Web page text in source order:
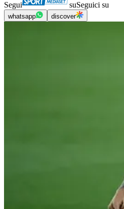
Segui suSeguici su
whatsapp discover